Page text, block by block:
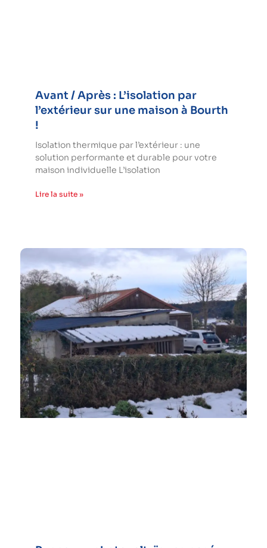
Avant / Après : L’isolation par
l’extérieur sur une maison à Bourth
!
Isolation thermique par l’extérieur : une
solution performante et durable pour votre
maison individuelle L’isolation
Lire la suite »